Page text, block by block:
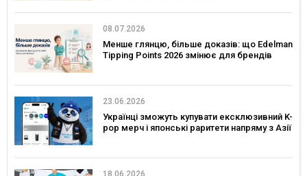
08.07.2026
Менше глянцю, більше доказів: що Edelman
Tipping Points 2026 змінює для брендів
23.06.2026
Українці зможуть купувати ексклюзивний K-
pop мерч і японські раритети напряму з Азії
18.06.2026